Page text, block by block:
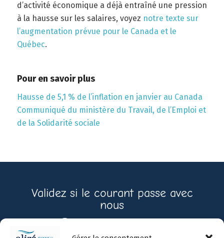
d’activité économique a déjà entraîné une pression
à la hausse sur les salaires, voyez notre texte sur
l’augmentation prévue pour le Canada et le
Québec.
Pour en savoir plus
Hausse de 5,1 % de l’inflation en janvier au Canada
Communiqué du ministère du Travail, de l’Emploi et
de la Solidarité sociale
Validez si le courant passe avec
nous
Contactez-nous